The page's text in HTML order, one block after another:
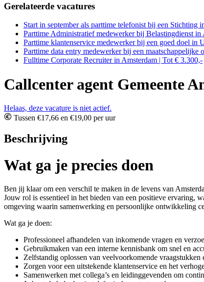
Gerelateerde vacatures
Start in september als parttime telefonist bij een Stichting
Parttime Administratief medewerker bij Belastingdienst in
Parttime klantenservice medewerker bij een goed doel in
Parttime data entry medewerker bij een maatschappelijke
Fulltime Corporate Recruiter in Amsterdam | Tot € 3.300,-
Callcenter agent Gemeente
Helaas, deze vacature is niet actief.
Tussen €17,66 en €19,00 per uur
Beschrijving
Wat ga je precies doen
Ben jij klaar om een verschil te maken in de levens van
Jouw rol is essentieel in het bieden van een positieve ervaring,
omgeving waarin samenwerking en persoonlijke ontwikkeling
Wat ga je doen:
Professioneel afhandelen van inkomende vragen en
Gebruikmaken van een interne kennisbank om snel en
Zelfstandig oplossen van veelvoorkomende
Zorgen voor een uitstekende klantenservice en het
Samenwerken met collega’s en leidinggevenden om